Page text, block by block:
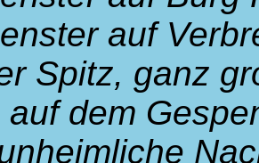
auf
Spitz, ganz
auf dem